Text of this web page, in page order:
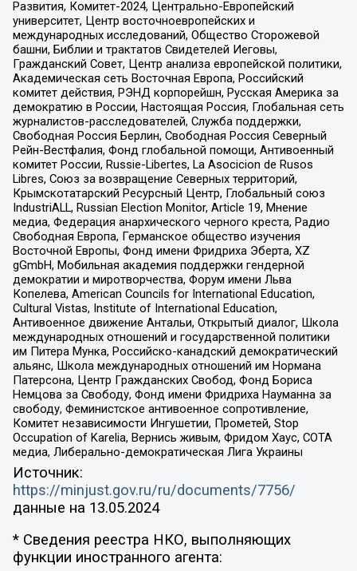
Развития, Комитет-2024, Центрально-Европейский
университет, Центр восточноевропейских и
международных исследований, Общество Сторожевой
башни, Библии и трактатов Свидетелей Иеговы,
Гражданский Совет, Центр анализа европейской политики,
Академическая сеть Восточная Европа, Российский
комитет действия, РЭНД корпорейшн, Русская Америка за
демократию в России, Настоящая Россия, Глобальная сеть
журналистов-расследователей, Служба поддержки,
Свободная Россия Берлин, Свободная Россия Северный
Рейн-Вестфалия, Фонд глобальной помощи, Антивоенный
комитет России, Russie-Libertes, La Asocicion de Rusos
Libres, Союз за возвращение Северных территорий,
Крымскотатарский Ресурсный Центр, Глобальный союз
IndustriALL, Russian Election Monitor, Article 19, Мнение
медиа, Федерация анархического черного креста, Радио
Свободная Европа, Германское общество изучения
Восточной Европы, Фонд имени Фридриха Эберта, XZ
gGmbH, Мобильная академия поддержки гендерной
демократии и миротворчества, Форум имени Льва
Копелева, American Councils for International Education,
Cultural Vistas, Institute of International Education,
Антивоенное движение Антальи, Открытый диалог, Школа
международных отношений и государственной политики
им Питера Мунка, Российско-канадский демократический
альянс, Школа международных отношений им Нормана
Патерсона, Центр Гражданских Свобод, Фонд Бориса
Немцова за Свободу, Фонд имени Фридриха Науманна за
свободу, Феминистское антивоенное сопротивление,
Комитет независимости Ингушетии, Прометей, Stop
Occupation of Karelia, Вернись живым, Фридом Хаус, СОТА
медиа, Либерально-демократическая Лига Украины
Источник:
https://minjust.gov.ru/ru/documents/7756/
данные на 13.05.2024
* Сведения реестра НКО, выполняющих
функции иностранного агента: